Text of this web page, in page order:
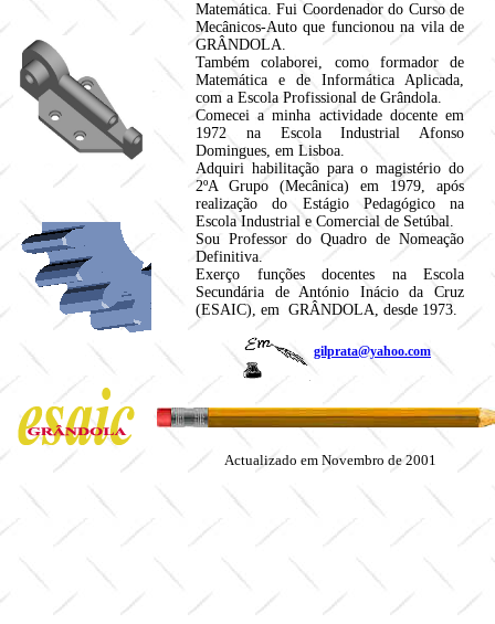
Matemática. Fui Coordenador do Curso de
Mecânicos-Auto que funcionou na vila de
GRÂNDOLA.
Também colaborei, como formador de
Matemática e de Informática Aplicada,
com a Escola Profissional de Grândola.
Comecei a minha actividade docente em
1972 na Escola Industrial Afonso
Domingues, em Lisboa.
Adquiri habilitação para o magistério do
2ºA Grupo (Mecânica) em 1979, após
realização do Estágio Pedagógico na
Escola Industrial e Comercial de Setúbal.
Sou Professor do Quadro de Nomeação
Definitiva.
Exerço funções docentes na Escola
Secundária de António Inácio da Cruz
(ESAIC), em GRÂNDOLA, desde 1973.
gilprata@yahoo.com
Actualizado em Novembro de 2001